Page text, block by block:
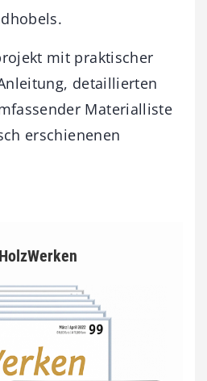
mit praktischer
detaillierten
Materialliste
erschienenen